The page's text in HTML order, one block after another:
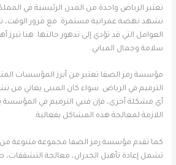
تعتبر الرياض واحدة من المدن الرئيسية في
تشهد نهضة عمرانية مستمرة. مع مرور الوقت،
العوامل التي قد تؤدي إلى تدهور حالتها. هنا تبرز
سلامة وجمال المباني.
مؤسسة رمز الصفا تعتبر من أبرز المؤسسات
الترميم في الرياض. سواء كان المبنى يعاني من
أي مشكلة أخرى، فإن فنيي الترميم في المؤسسة
اللازمة لمعالجة هذه المشاكل بفعالية.
كما تقدم مؤسسة رمز الصفا مجموعة متنوعة من
تشمل إعادة تأهيل الجدران، معالجة التشققات،